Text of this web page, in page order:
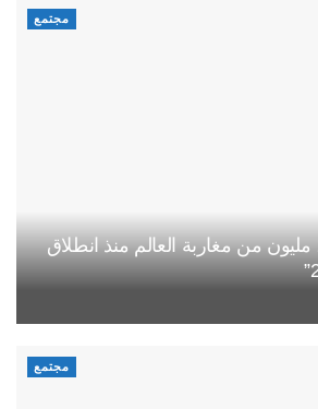
مجتمع
دخول أزيد من 2,7 مليون من مغاربة العالم منذ انطلاق
مجتمع